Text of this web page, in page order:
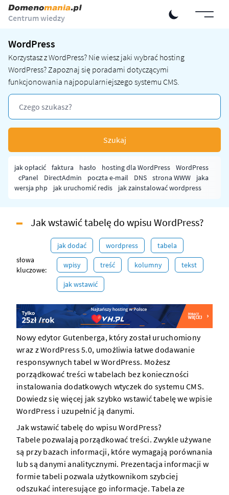
Centrum wiedzy
WordPress
Korzystasz z WordPress? Nie wiesz jaki wybrać hosting
WordPress? Zapoznaj się poradami dotyczącymi
funkcjonowania najpopularniejszego systemu CMS.
Szukaj
jak opłacić faktura hasło hosting dla WordPress
WordPress
cPanel
DirectAdmin poczta e-mail DNS strona WWW
jaka
wersja php
jak uruchomić redis jak zainstalować wordpress
Jak wstawić tabelę do wpisu WordPress?
słowa
kluczowe:
jak dodać wordpress tabela
wpisy treść kolumny tekst
jak wstawić
Nowy edytor Gutenberga, który został uruchomiony
wraz z WordPress 5.0, umożliwia łatwe dodawanie
responsywnych tabel w WordPress. Możesz
porządkować treści w tabelach bez konieczności
instalowania dodatkowych wtyczek do systemu CMS.
Dowiedz się więcej jak szybko wstawić tabelę we wpisie
WordPress i uzupełnić ją danymi.
Jak wstawić tabelę do wpisu WordPress?
Tabele pozwalają porządkować treści. Zwykle używane
są przy bazach informacji, które wymagają porównania
lub są danymi analitycznymi. Prezentacja informacji w
formie tabeli pozwala użytkownikom szybciej
odszukać interesujące go informacje. Tabela ze